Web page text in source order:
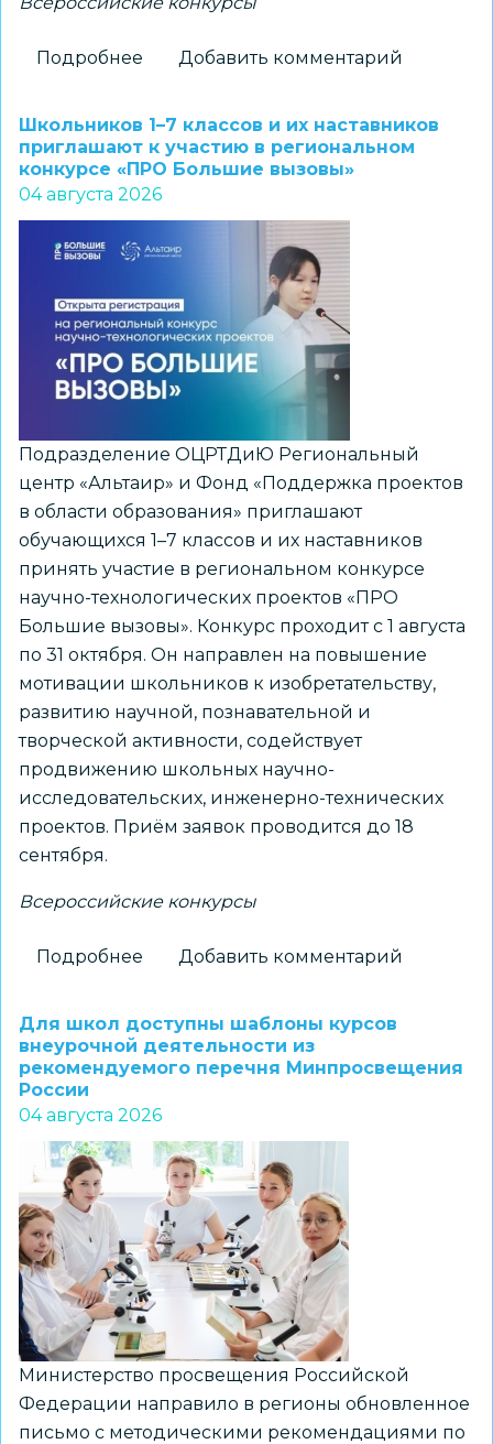
Подробнее
школьники
–
победители
всероссийского
«Большая
Добавить комментарий
Школьников 1–7 классов и их наставников
приглашают к участию в региональном
конкурсе «ПРО Большие вызовы»
04 августа 2026
Подразделение ОЦРТДиЮ Региональный
центр «Альтаир» и Фонд «Поддержка проектов
в области образования» приглашают
обучающихся 1–7 классов и их наставников
принять участие в региональном конкурсе
научно-технологических проектов «ПРО
Большие вызовы». Конкурс проходит с 1 августа
по 31 октября. Он направлен на повышение
мотивации школьников к изобретательству,
развитию научной, познавательной и
творческой активности, содействует
продвижению школьных научно-
исследовательских, инженерно-технических
проектов. Приём заявок проводится до 18
сентября.
Всероссийские конкурсы
Подробнее
7
классов
их
наставников
приглашают
к
участию
в
региональном
конкурсе
«ПРО
Большие
вызовы»
Добавить комментарий
Для школ доступны шаблоны курсов
внеурочной деятельности из
рекомендуемого перечня Минпросвещения
России
04 августа 2026
Министерство просвещения Российской
Федерации направило в регионы обновленное
письмо с методическими рекомендациями по